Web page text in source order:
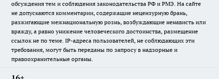
обсуждения тем и соблюдения законодательства РФ и РМЭ. На сайте
не допускаются комментарии, содержащие нецензурную брань,
разжигающие межнациональную рознь, возбуждающие ненависть или
вражду, а равно унижение человеческого достоинства, размещение
ссылок не по теме. IP-адреса пользователей, не соблюдающих эти
требования, могут быть переданы по запросу в надзорные и
правоохранительные органы.